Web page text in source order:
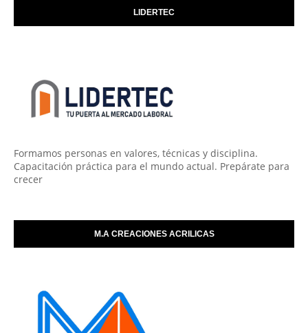
LIDERTEC
Formamos personas en valores, técnicas y disciplina.
Capacitación práctica para el mundo actual. Prepárate para
crecer
M.A CREACIONES ACRILICAS